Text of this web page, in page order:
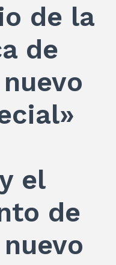
de la
de
el
de